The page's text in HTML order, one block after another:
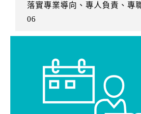
落實專業導向、專人負責、專
06